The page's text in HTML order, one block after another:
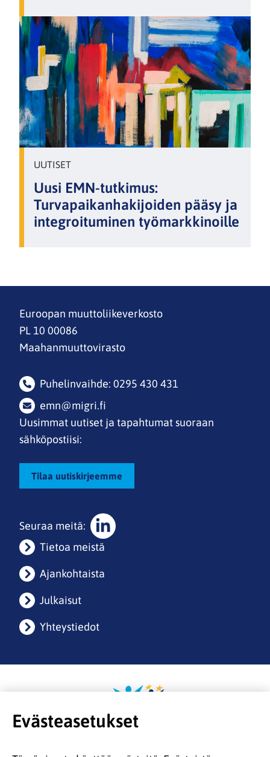
UUTISET
Uusi EMN-tutkimus:
Turvapaikanhakijoiden pääsy ja
integroituminen työmarkkinoille
Euroopan muuttoliikeverkosto
PL 10 00086
Maahanmuuttovirasto
Puhelinvaihde: 0295 430 431
emn@migri.fi
Uusimmat uutiset ja tapahtumat suoraan
sähköpostiisi:
Tilaa uutiskirjeemme
Seuraa meitä:
Sosiaalinen
media:
linkedin
Tietoa meistä
Ajankohtaista
Julkaisut
Yhteystiedot
Etusivulle
Evästeasetukset